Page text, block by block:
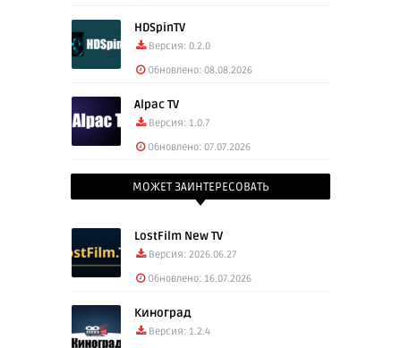
HDSpinTV
Версия: 0.2.0
Обновлено: 08.08.2026
Alpac TV
Версия: 1.0.7
Обновлено: 07.07.2026
МОЖЕТ ЗАИНТЕРЕСОВАТЬ
LostFilm New TV
Версия: 2026.06.27
Обновлено: 16.07.2026
Киноград
Версия: 1.2.4